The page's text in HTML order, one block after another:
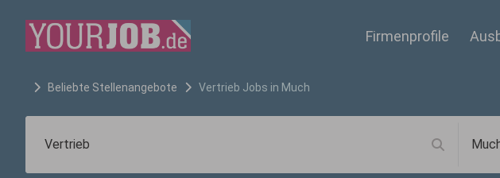
Firmenprofile
Beliebte Stellenangebote Vertrieb Jobs in Much